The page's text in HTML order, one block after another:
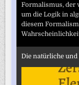
Formalismus, der
um die Logik in
diesem
Die natürliche